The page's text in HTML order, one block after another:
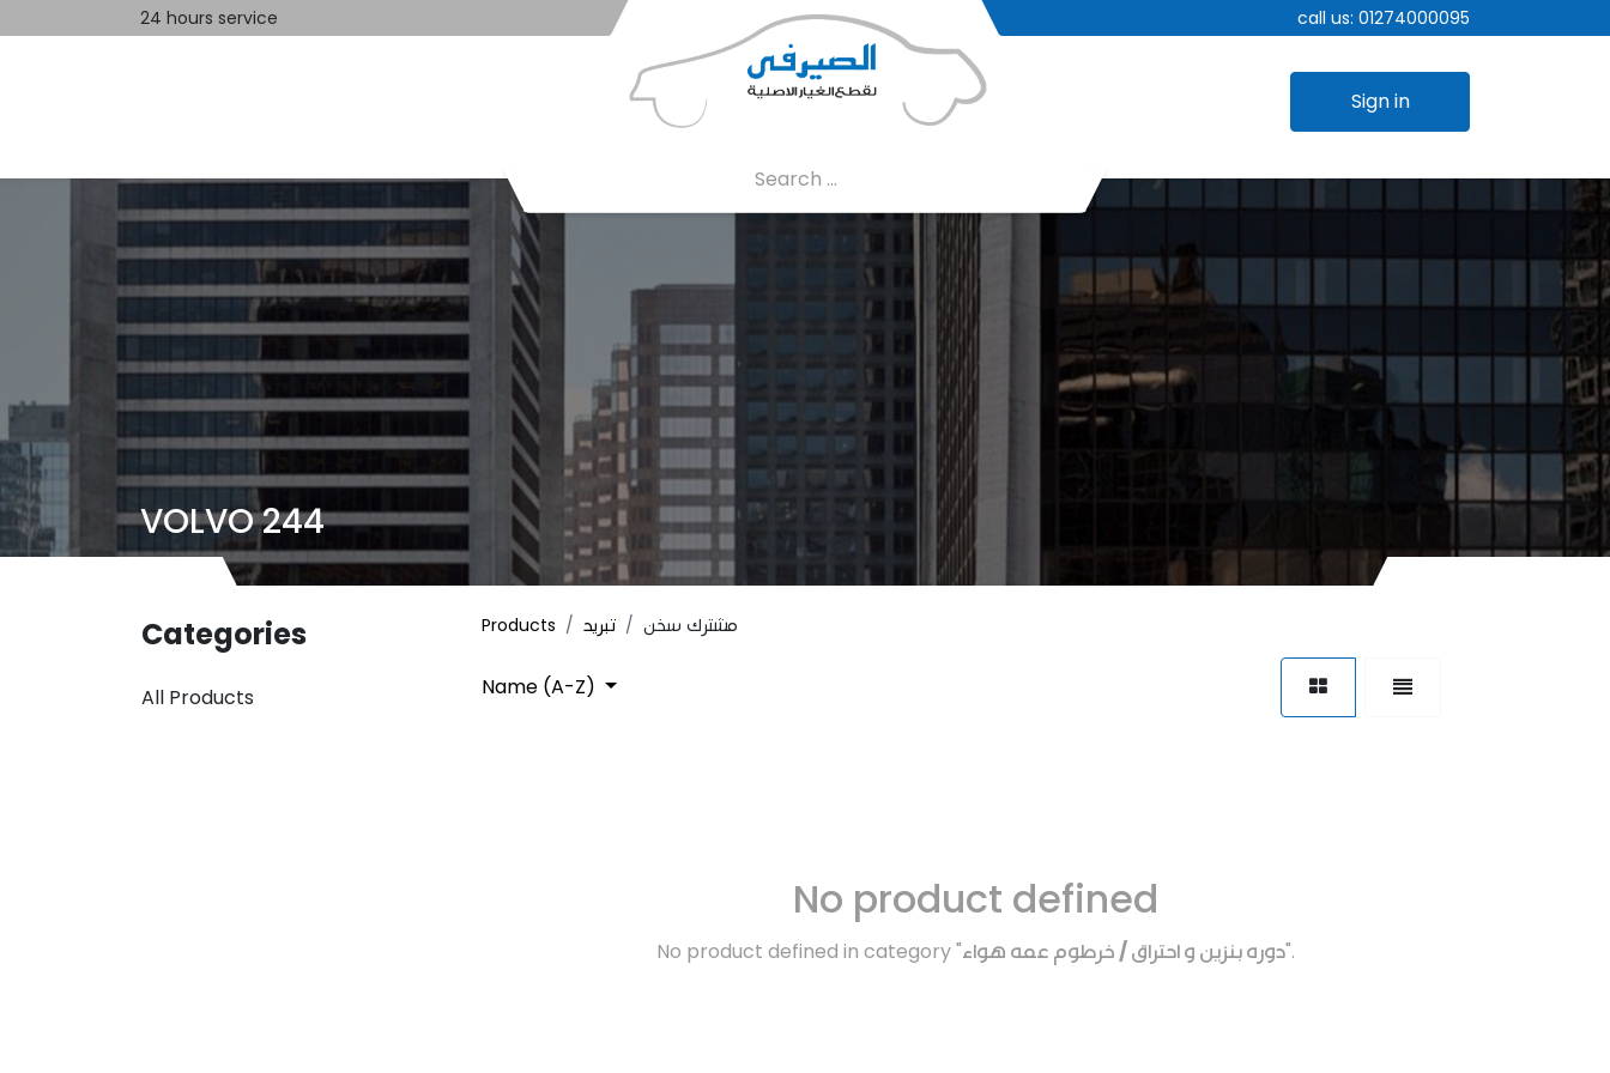
24 hours service call us: 01274000095
Sign in
VOLVO 244
Categories
All Products
Products تبريد مشترك سخن
Name (A-Z)
No product defined
No product defined in category "دوره بنزين و احتراق / خرطوم عمه هواء".